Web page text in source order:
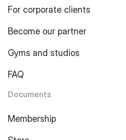
For corporate clients
Become our partner
Gyms and studios
FAQ
Documents
Membership